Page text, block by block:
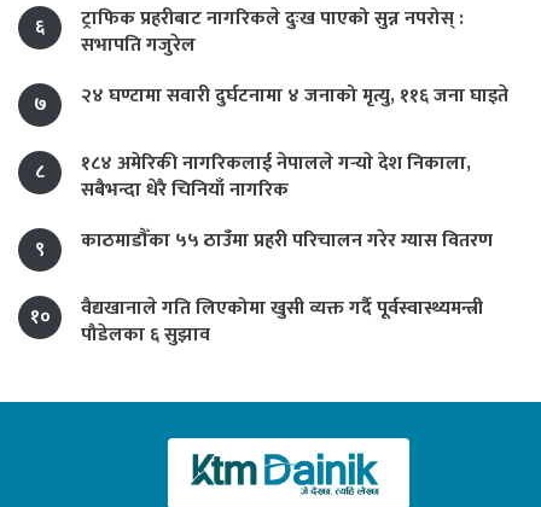
६
ट्राफिक प्रहरीबाट नागरिकले दुःख पाएको सुन्न नपरोस् :
सभापति गजुरेल
७
२४ घण्टामा सवारी दुर्घटनामा ४ जनाको मृत्यु, ११६ जना घाइते
८
१८४ अमेरिकी नागरिकलाई नेपालले गर्‍याे देश निकाला,
सबैभन्दा धेरै चिनियाँ नागरिक
९
काठमाडौँका ५५ ठाउँमा प्रहरी परिचालन गरेर ग्यास वितरण
१०
वैद्यखानाले गति लिएकोमा खुसी व्यक्त गर्दै पूर्वस्वास्थ्यमन्त्री
पौडेलका ६ सुझाव